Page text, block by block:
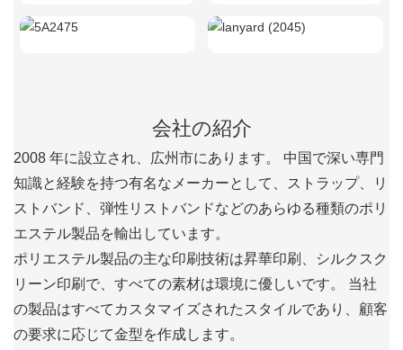
2008 年に設立され、広州市にあります。 中国で深い専門
知識と経験を持つ有名なメーカーとして、ストラップ、リ
ストバンド、弾性リストバンドなどのあらゆる種類のポリ
エステル製品を輸出しています。
ポリエステル製品の主な印刷技術は昇華印刷、シルクスク
リーン印刷で、すべての素材は環境に優しいです。 当社
の製品はすべてカスタマイズされたスタイルであり、顧客
の要求に応じて金型を作成します。